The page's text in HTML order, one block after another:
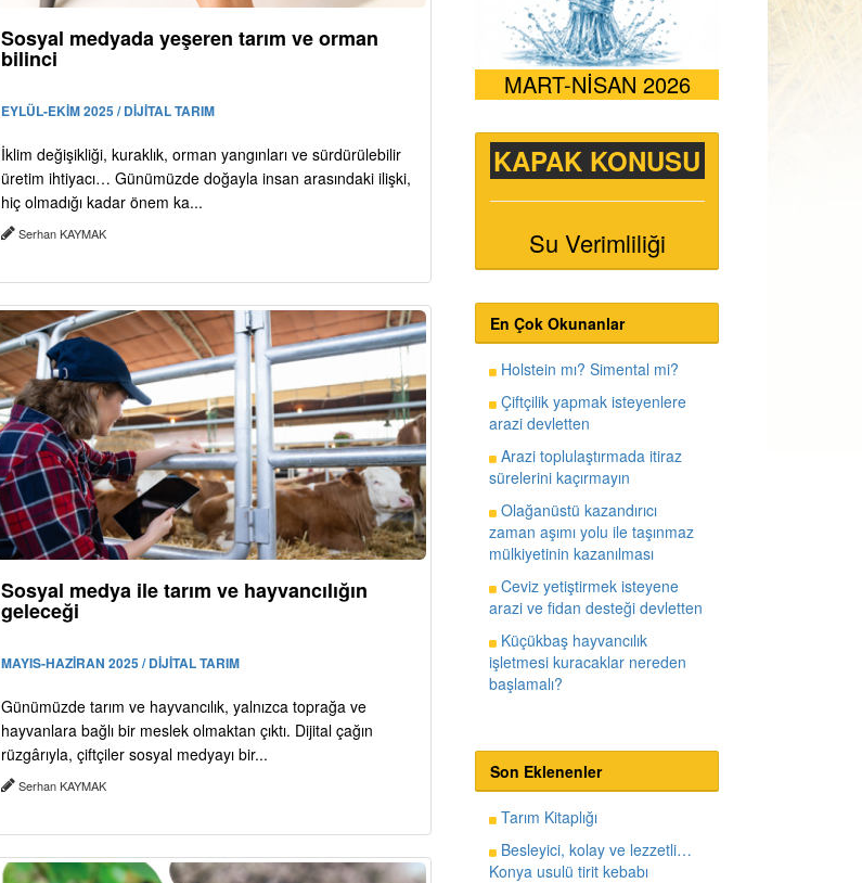
Sosyal medyada yeşeren tarım ve orman
bilinci
EYLÜL-EKİM 2025 / DİJİTAL TARIM
İklim değişikliği, kuraklık, orman yangınları ve sürdürülebilir
üretim ihtiyacı… Günümüzde doğayla insan arasındaki ilişki,
hiç olmadığı kadar önem ka...
Serhan KAYMAK
Sosyal medya ile tarım ve hayvancılığın
geleceği
MAYIS-HAZİRAN 2025 / DİJİTAL TARIM
Günümüzde tarım ve hayvancılık, yalnızca toprağa ve
hayvanlara bağlı bir meslek olmaktan çıktı. Dijital çağın
rüzgârıyla, çiftçiler sosyal medyayı bir...
Serhan KAYMAK
MART-NİSAN 2026
KAPAK KONUSU
Su Verimliliği
En Çok Okunanlar
Holstein mı? Simental mi?
Çiftçilik yapmak isteyenlere
arazi devletten
Arazi toplulaştırmada itiraz
sürelerini kaçırmayın
Olağanüstü kazandırıcı
zaman aşımı yolu ile taşınmaz
mülkiyetinin kazanılması
Ceviz yetiştirmek isteyene
arazi ve fidan desteği devletten
Küçükbaş hayvancılık
işletmesi kuracaklar nereden
başlamalı?
Son Eklenenler
Tarım Kitaplığı
Besleyici, kolay ve lezzetli…
Konya usulü tirit kebabı